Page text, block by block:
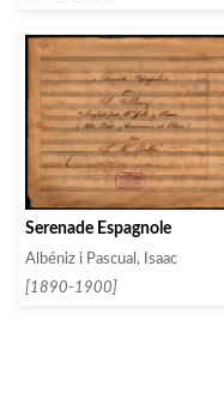
Serenade Espagnole
Albéniz i Pascual, Isaac
[1890-1900]